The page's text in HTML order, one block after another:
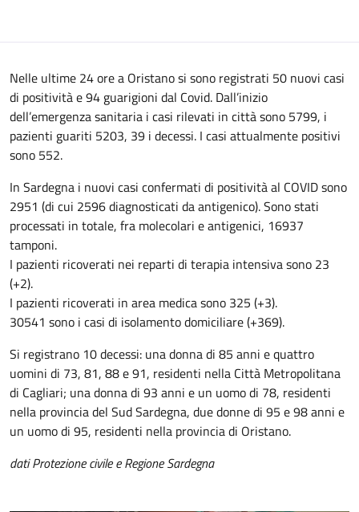
Nelle ultime 24 ore a Oristano si sono registrati 50 nuovi casi
di positività e 94 guarigioni dal Covid. Dall’inizio
dell’emergenza sanitaria i casi rilevati in città sono 5799, i
pazienti guariti 5203, 39 i decessi. I casi attualmente positivi
sono 552.
In Sardegna i nuovi casi confermati di positività al COVID sono
2951 (di cui 2596 diagnosticati da antigenico). Sono stati
processati in totale, fra molecolari e antigenici, 16937
tamponi.
I pazienti ricoverati nei reparti di terapia intensiva sono 23
(+2).
I pazienti ricoverati in area medica sono 325 (+3).
30541 sono i casi di isolamento domiciliare (+369).
Si registrano 10 decessi: una donna di 85 anni e quattro
uomini di 73, 81, 88 e 91, residenti nella Città Metropolitana
di Cagliari; una donna di 93 anni e un uomo di 78, residenti
nella provincia del Sud Sardegna, due donne di 95 e 98 anni e
un uomo di 95, residenti nella provincia di Oristano.
dati Protezione civile e Regione Sardegna